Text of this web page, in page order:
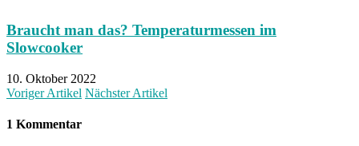
Braucht man das? Temperaturmessen im
Slowcooker
10. Oktober 2022
Voriger Artikel Nächster Artikel
1 Kommentar